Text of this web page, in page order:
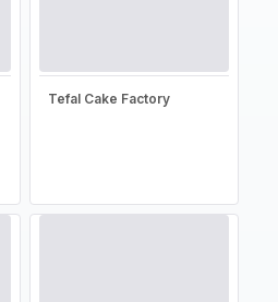
Tefal Cake Factory